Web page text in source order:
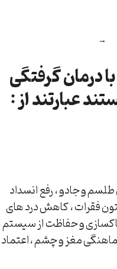
→
درمان گرفتگی
عبارتند از :
و جادو ، رفع انسداد
فقرات ، کاهش درد های
و حفاظت از سیستم
مغز و چشم ،اعتماد